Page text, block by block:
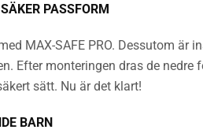
PASSFORM
MAX-SAFE PRO. Dessutom
Efter monteringen dras de
sätt. Nu är det klart!
BARN